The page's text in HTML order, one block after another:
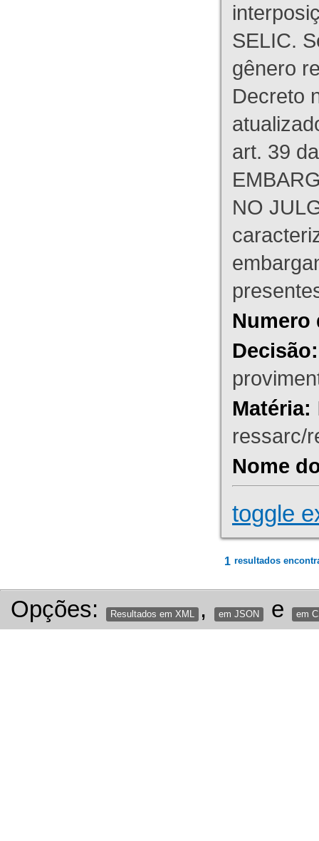
SELIC.
gênero
Decreto
art. 39
NO
Numero
Decisão:
Matéria:
ressarc/
Nome
toggle
1 resultados
Opções: Resultados em XML , em JSON e em